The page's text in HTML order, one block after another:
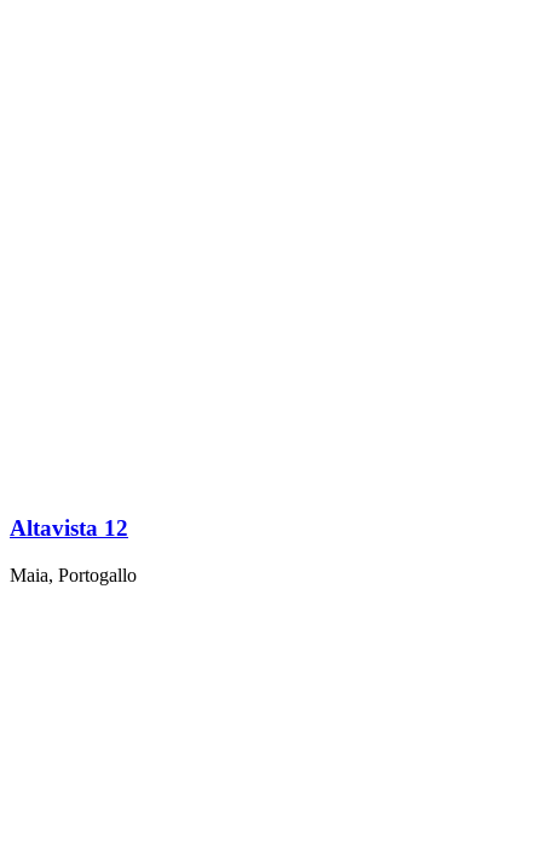
Altavista 12
Maia, Portogallo